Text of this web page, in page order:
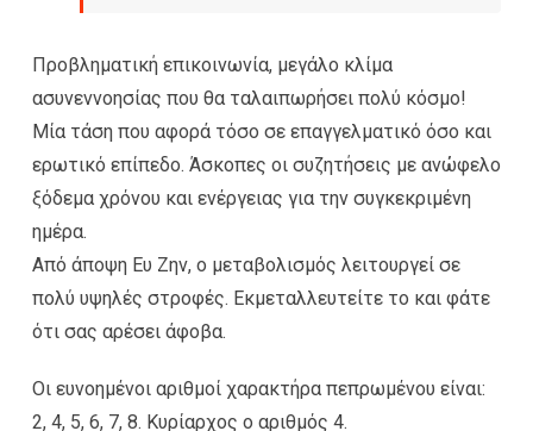
Προβληματική επικοινωνία, μεγάλο κλίμα
ασυνεννοησίας που θα ταλαιπωρήσει πολύ κόσμο!
Μία τάση που αφορά τόσο σε επαγγελματικό όσο και
ερωτικό επίπεδο. Άσκοπες οι συζητήσεις με ανώφελο
ξόδεμα χρόνου και ενέργειας για την συγκεκριμένη
ημέρα.
Από άποψη Ευ Ζην, ο μεταβολισμός λειτουργεί σε
πολύ υψηλές στροφές. Εκμεταλλευτείτε το και φάτε
ότι σας αρέσει άφοβα.
Οι ευνοημένοι αριθμοί χαρακτήρα πεπρωμένου είναι:
2, 4, 5, 6, 7, 8. Κυρίαρχος ο αριθμός 4.